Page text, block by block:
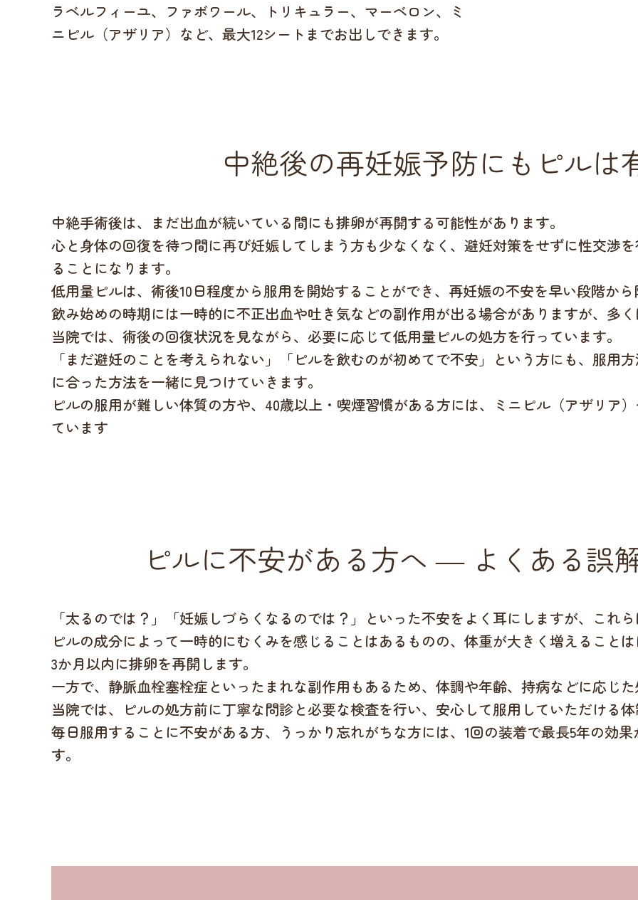
ラベルフィーユ、ファボワール、トリキュラー、マーベロン、ミ
ニピル（アザリア）など、最大12シートまでお出しできます。
中絶後の再妊娠予防にもピルは
中絶手術後は、まだ出血が続いている間にも排卵が再開する可能性があります。
心と身体の回復を待つ間に再び妊娠してしまう方も少なくなく、避妊対策をせずに性交渉
ることになります。
低用量ピルは、術後10日程度から服用を開始することができ、再妊娠の不安を早い段階か
飲み始めの時期には一時的に不正出血や吐き気などの副作用が出る場合がありますが、多
当院では、術後の回復状況を見ながら、必要に応じて低用量ピルの処方を行っています。
「まだ避妊のことを考えられない」「ピルを飲むのが初めてで不安」という方にも、服用
に合った方法を一緒に見つけていきます。
ピルの服用が難しい体質の方や、40歳以上・喫煙習慣がある方には、ミニピル（アザリア
ています
ピルに不安がある方へ ― よくある誤
「太るのでは？」「妊娠しづらくなるのでは？」といった不安をよく耳にしますが、これ
ピルの成分によって一時的にむくみを感じることはあるものの、体重が大きく増えること
3か月以内に排卵を再開します。
一方で、静脈血栓塞栓症といったまれな副作用もあるため、体調や年齢、持病などに応じ
当院では、ピルの処方前に丁寧な問診と必要な検査を行い、安心して服用していただける
毎日服用することに不安がある方、うっかり忘れがちな方には、1回の装着で最長5年の効
す。